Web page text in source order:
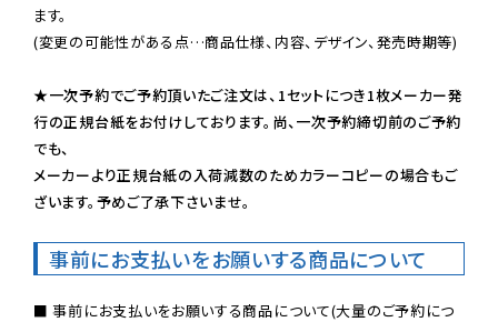
ます。
(変更の可能性がある点…商品仕様、内容、デザイン、発売時期等)
★一次予約でご予約頂いたご注文は、1セットにつき1枚メーカー発
行の正規台紙をお付けしております。尚、一次予約締切前のご予約
でも、
メーカーより正規台紙の入荷減数のためカラーコピーの場合もご
ざいます。予めご了承下さいませ。
事前にお支払いをお願いする商品について
■ 事前にお支払いをお願いする商品について(大量のご予約につ